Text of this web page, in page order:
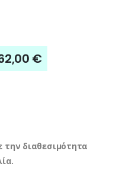
€Η
τρέχουσα
διαθεσιμότητα